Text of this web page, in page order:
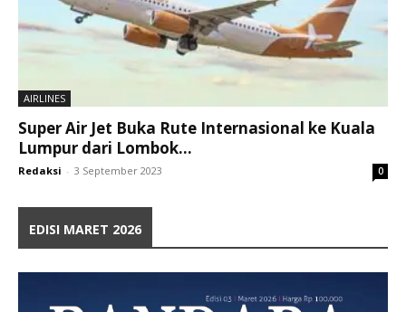
AIRLINES
Super Air Jet Buka Rute Internasional ke Kuala
Lumpur dari Lombok...
Redaksi - 3 September 2023 0
EDISI MARET 2026